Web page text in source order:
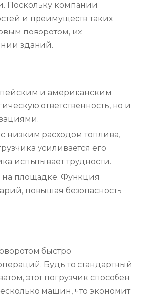
Поскольку компании
и преимуществ таких
поворотом, их
зданий.
и американским
ответственность, но и
низким расходом топлива,
усиливается его
испытывает трудности.
на площадке. Функция
повышая безопасность
быстро
Будь то стандартный
этот погрузчик способен
машин, что экономит